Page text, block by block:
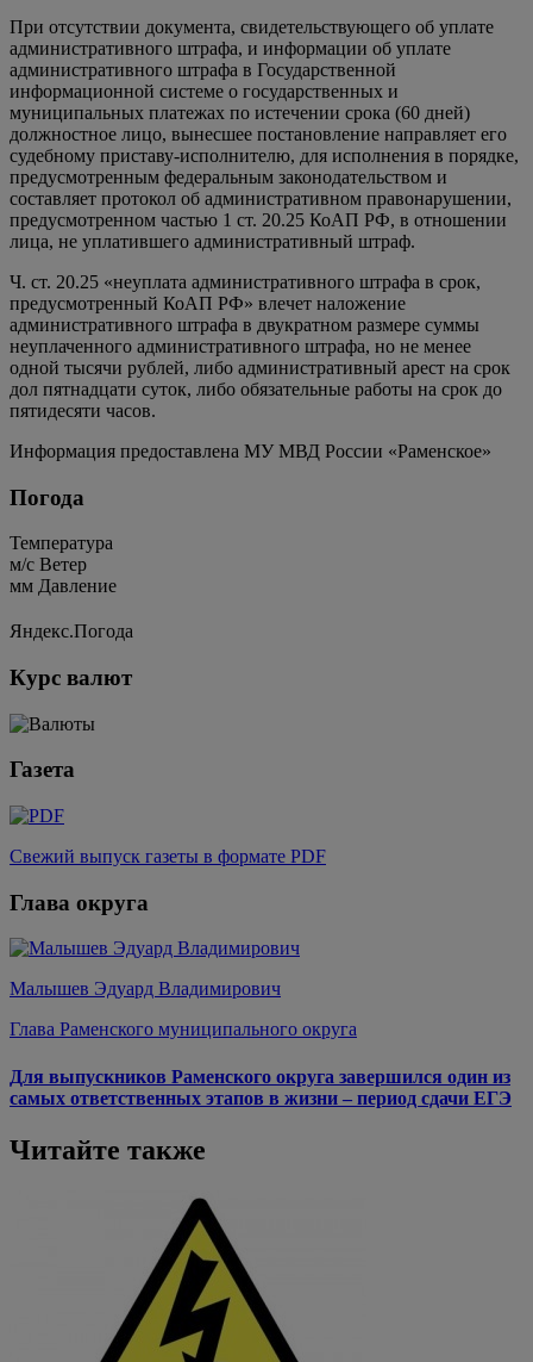
При отсутствии документа, свидетельствующего об уплате
административного штрафа, и информации об уплате
административного штрафа в Государственной
информационной системе о государственных и
муниципальных платежах по истечении срока (60 дней)
должностное лицо, вынесшее постановление направляет его
судебному приставу-исполнителю, для исполнения в порядке,
предусмотренным федеральным законодательством и
составляет протокол об административном правонарушении,
предусмотренном частью 1 ст. 20.25 КоАП РФ, в отношении
лица, не уплатившего административный штраф.
Ч. ст. 20.25 «неуплата административного штрафа в срок,
предусмотренный КоАП РФ» влечет наложение
административного штрафа в двукратном размере суммы
неуплаченного административного штрафа, но не менее
одной тысячи рублей, либо административный арест на срок
дол пятнадцати суток, либо обязательные работы на срок до
пятидесяти часов.
Информация предоставлена МУ МВД России «Раменское»
Погода
Температура
м/c Ветер
мм Давление
Яндекс.Погода
Курс валют
Газета
Свежий выпуск газеты в формате PDF
Глава округа
Малышев Эдуард Владимирович
Глава Раменского муниципального округа
Для выпускников Раменского округа завершился один из
самых ответственных этапов в жизни – период сдачи ЕГЭ
Читайте также